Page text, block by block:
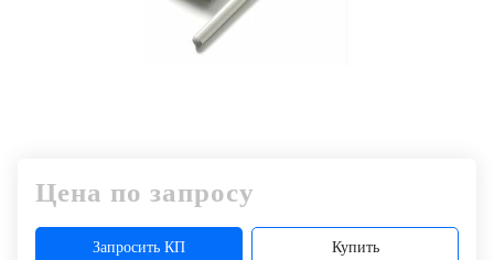
Цена по запросу
Запросить КП Купить